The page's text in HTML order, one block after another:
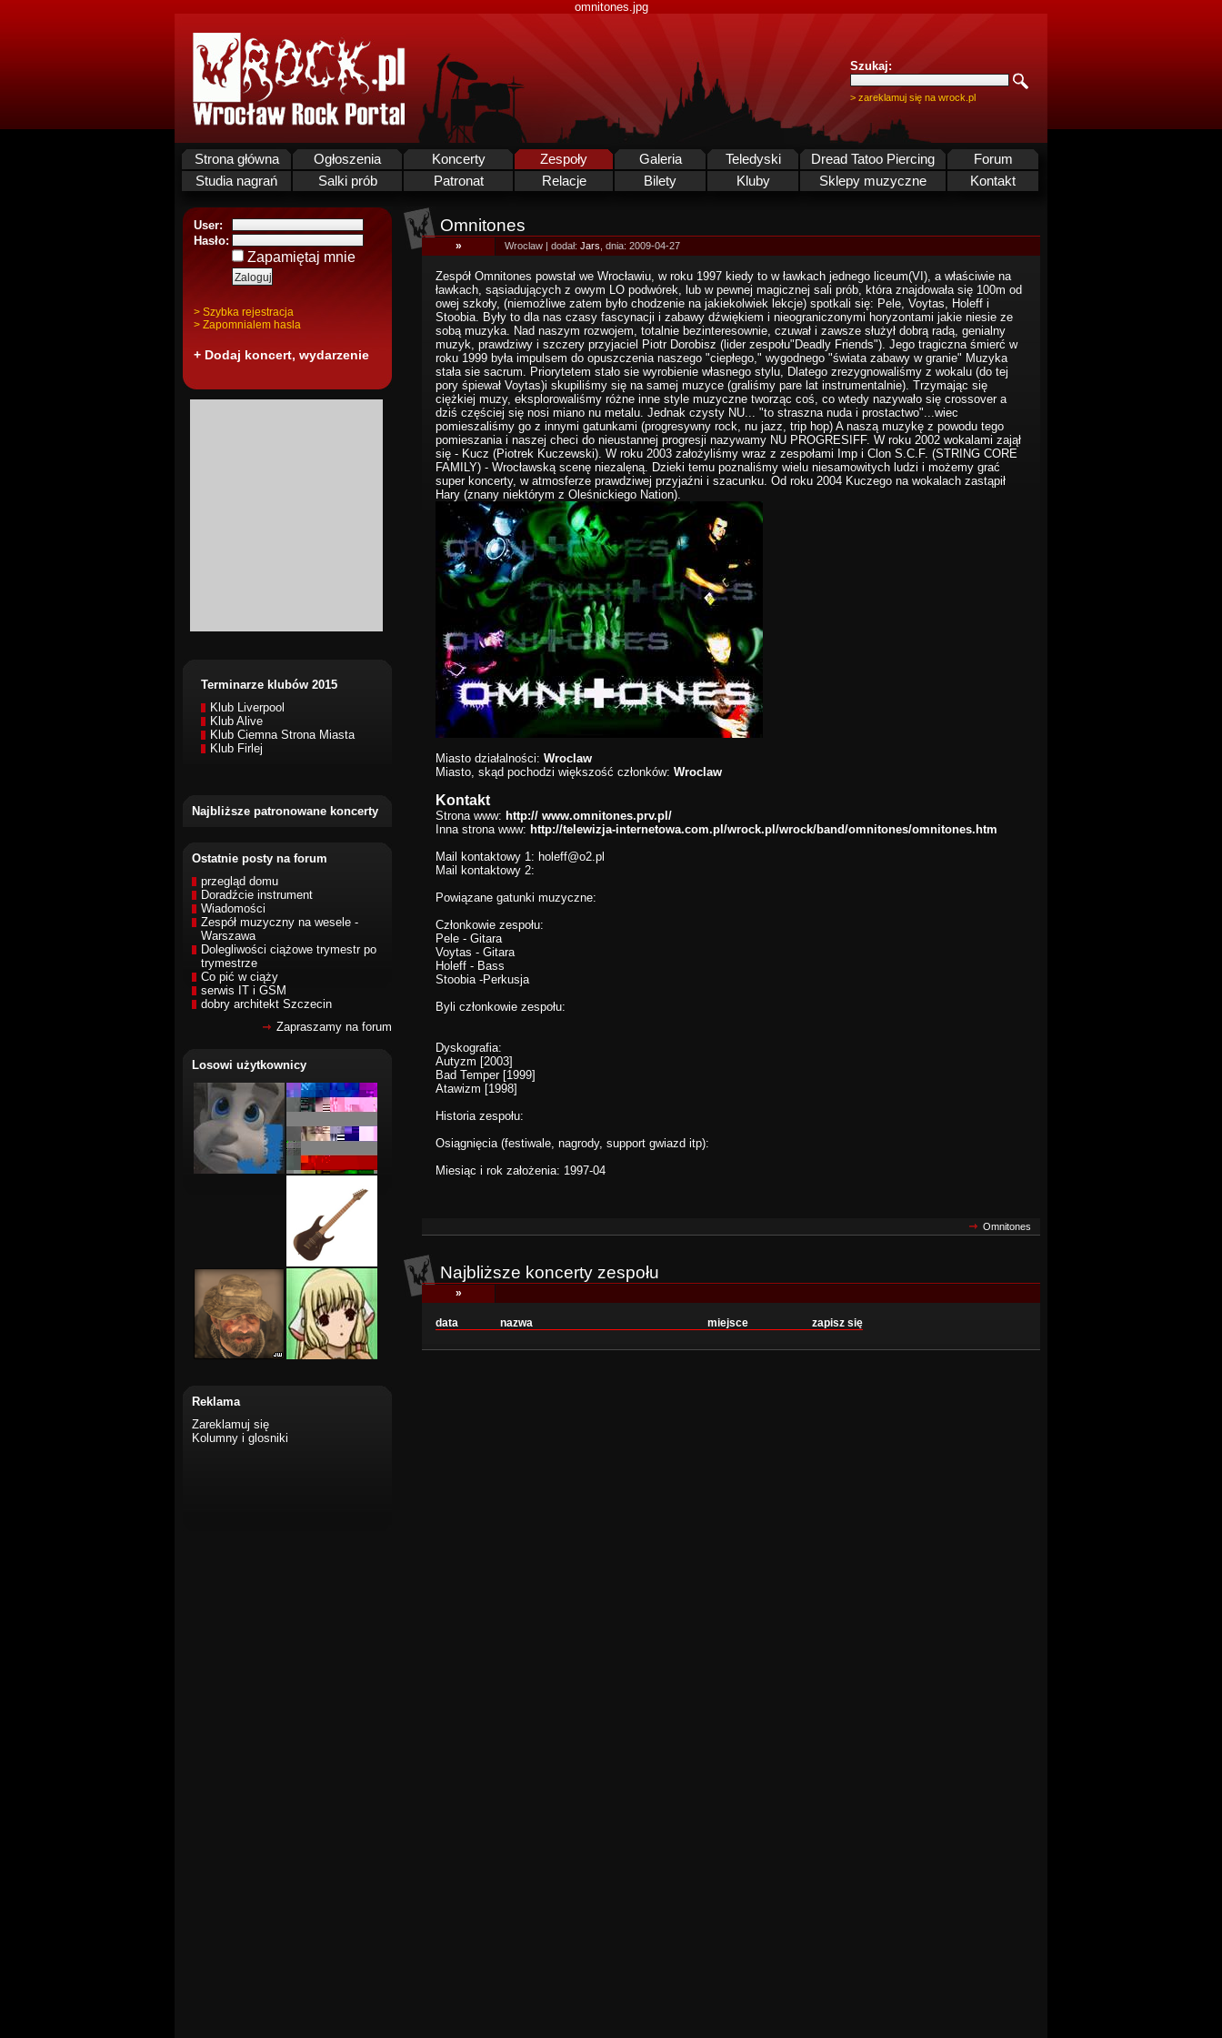
omnitones.jpg
Szukaj:
> zareklamuj się na wrock.pl
Strona główna Ogłoszenia Koncerty Zespoły Galeria Teledyski Dread Tatoo Piercing
Forum
Studia nagrań
Salki prób Patronat Relacje Bilety Kluby Sklepy muzyczne Kontakt
User:
Hasło:
Zapamiętaj mnie
> Szybka rejestracja
> Zapomnialem hasla
+ Dodaj koncert, wydarzenie
Terminarze klubów 2015
Klub Liverpool
Klub Alive
Klub Ciemna Strona Miasta
Klub Firlej
Najbliższe patronowane koncerty
Ostatnie posty na forum
przegląd domu
Doradźcie instrument
Wiadomości
Zespół muzyczny na wesele -
Warszawa
Dolegliwości ciążowe trymestr po
trymestrze
Co pić w ciąży
serwis IT i GSM
dobry architekt Szczecin
Zapraszamy na forum
Losowi użytkownicy
Reklama
Zareklamuj się
Kolumny i glosniki
Omnitones
» Wroclaw | dodał: Jars , dnia: 2009-04-27
Zespół Omnitones powstał we Wrocławiu, w roku 1997 kiedy to w ławkach jednego liceum(VI), a właściwie na
ławkach, sąsiadujących z owym LO podwórek, lub w pewnej magicznej sali prób, która znajdowała się 100m od
owej szkoły, (niemożliwe zatem było chodzenie na jakiekolwiek lekcje) spotkali się: Pele, Voytas, Holeff i
Stoobia. Były to dla nas czasy fascynacji i zabawy dźwiękiem i nieograniczonymi horyzontami jakie niesie ze
sobą muzyka. Nad naszym rozwojem, totalnie bezinteresownie, czuwał i zawsze służył dobrą radą, genialny
muzyk, prawdziwy i szczery przyjaciel Piotr Dorobisz (lider zespołu"Deadly Friends"). Jego tragiczna śmierć w
roku 1999 była impulsem do opuszczenia naszego "ciepłego," wygodnego "świata zabawy w granie" Muzyka
stała sie sacrum. Priorytetem stało sie wyrobienie własnego stylu, Dlatego zrezygnowaliśmy z wokalu (do tej
pory śpiewał Voytas)i skupiliśmy się na samej muzyce (graliśmy pare lat instrumentalnie). Trzymając się
ciężkiej muzy, eksplorowaliśmy różne inne style muzyczne tworząc coś, co wtedy nazywało się crossover a
dziś częściej się nosi miano nu metalu. Jednak czysty NU... "to straszna nuda i prostactwo"...wiec
pomieszaliśmy go z innymi gatunkami (progresywny rock, nu jazz, trip hop) A naszą muzykę z powodu tego
pomieszania i naszej checi do nieustannej progresji nazywamy NU PROGRESIFF. W roku 2002 wokalami zajął
się - Kucz (Piotrek Kuczewski). W roku 2003 założyliśmy wraz z zespołami Imp i Clon S.C.F. (STRING CORE
FAMILY) - Wrocławską scenę niezalęną. Dzieki temu poznaliśmy wielu niesamowitych ludzi i możemy grać
super koncerty, w atmosferze prawdziwej przyjaźni i szacunku. Od roku 2004 Kuczego na wokalach zastąpił
Hary (znany niektórym z Oleśnickiego Nation).
Miasto działalności: Wroclaw
Miasto, skąd pochodzi większość członków: Wroclaw
Kontakt
Strona www: http:// www.omnitones.prv.pl/
Inna strona www: http://telewizja-internetowa.com.pl/wrock.pl/wrock/band/omnitones/omnitones.htm
Mail kontaktowy 1: holeff@o2.pl
Mail kontaktowy 2:
Powiązane gatunki muzyczne:
Członkowie zespołu:
Pele - Gitara
Voytas - Gitara
Holeff - Bass
Stoobia -Perkusja
Byli członkowie zespołu:
Dyskografia:
Autyzm [2003]
Bad Temper [1999]
Atawizm [1998]
Historia zespołu:
Osiągnięcia (festiwale, nagrody, support gwiazd itp):
Miesiąc i rok założenia: 1997-04
Omnitones
Najbliższe koncerty zespołu
»
data nazwa miejsce zapisz się